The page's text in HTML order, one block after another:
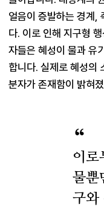
얼음이 증발하는 경계,
다. 이로 인해 지구형
자들은 혜성이 물과 유
합니다. 실제로 혜성의
이로
물뿐
구와